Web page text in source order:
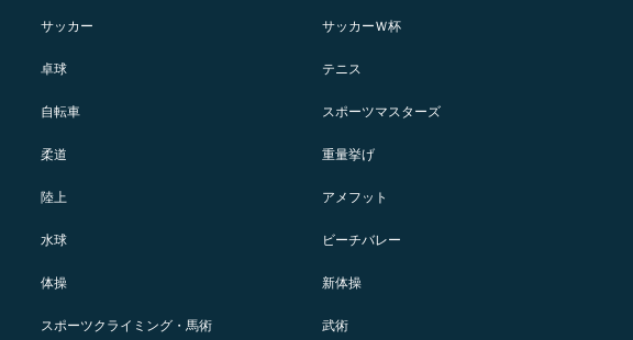
サッカー サッカーＷ杯
卓球 テニス
自転車 スポーツマスターズ
柔道 重量挙げ
陸上 アメフット
水球 ビーチバレー
体操 新体操
スポーツクライミング・馬術 武術